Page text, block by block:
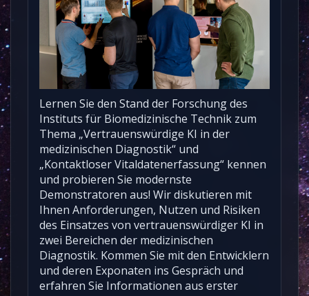
Lernen Sie den Stand der Forschung des
Instituts für Biomedizinische Technik zum
Thema „Vertrauenswürdige KI in der
medizinischen Diagnostik“ und
„Kontaktloser Vitaldatenerfassung“ kennen
und probieren Sie modernste
Demonstratoren aus! Wir diskutieren mit
Ihnen Anforderungen, Nutzen und Risiken
des Einsatzes von vertrauenswürdiger KI in
zwei Bereichen der medizinischen
Diagnostik. Kommen Sie mit den Entwicklern
und deren Exponaten ins Gespräch und
erfahren Sie Informationen aus erster